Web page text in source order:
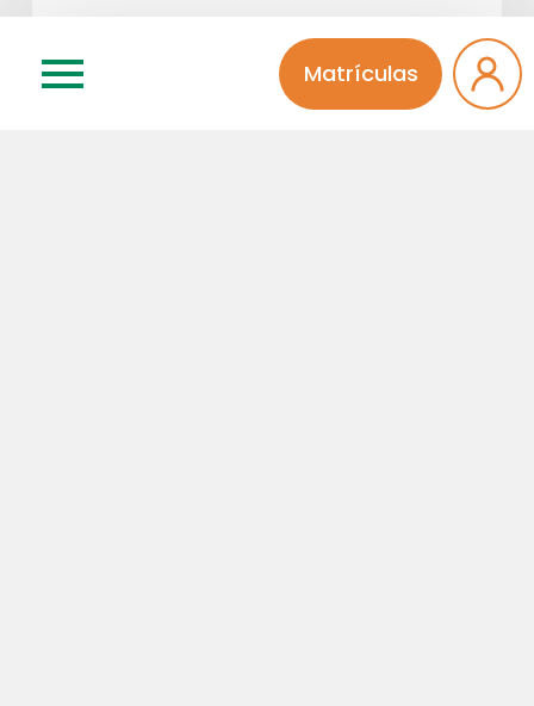
Matrículas
Prêmio OAB – Destaque
como Instituição de